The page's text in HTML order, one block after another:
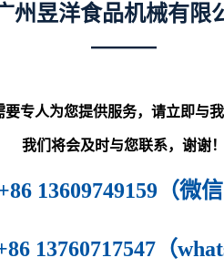
州昱洋食品机械有限
———
专人为您提供服务，请立即与
我们将会及时与您联系，谢谢！
13609749159（微
（